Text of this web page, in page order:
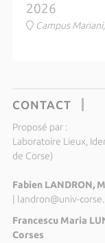
2026
Campus
CONTACT
Proposé par :
Laboratoire Lieux,
de Corse)
Fabien LANDRON,
landron@univ-
Francescu Maria
Corses